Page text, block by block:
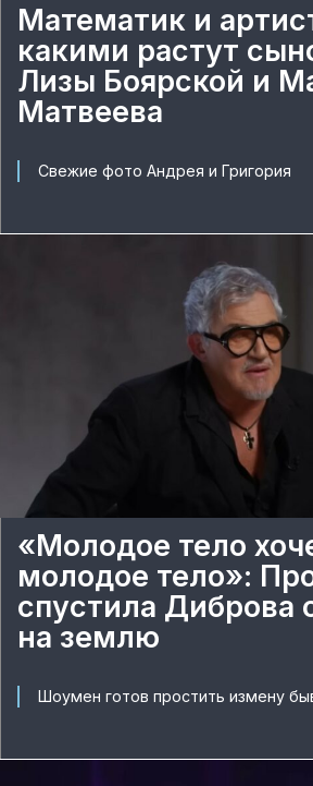
Математик и
какими растут
Лизы Боярской и
Матвеева
Свежие фото Андрея и Григория
«Молодое тело
молодое тело»:
спустила Диброва
на землю
Шоумен готов простить измену